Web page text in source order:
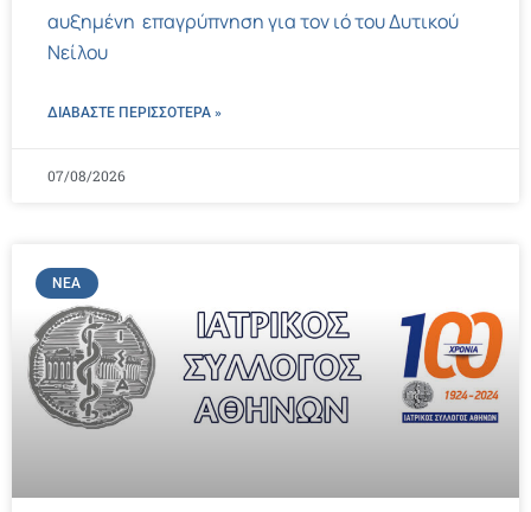
αυξημένη επαγρύπνηση για τον ιό του Δυτικού
Νείλου
ΔΙΑΒΑΣΤΕ ΠΕΡΙΣΣΌΤΕΡΑ »
07/08/2026
ΝΈΑ